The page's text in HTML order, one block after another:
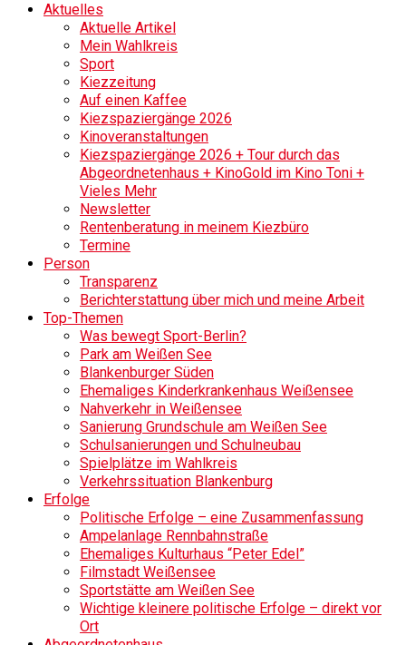
Aktuelles
Aktuelle Artikel
Mein Wahlkreis
Sport
Kiezzeitung
Auf einen Kaffee
Kiezspaziergänge 2026
Kinoveranstaltungen
Kiezspaziergänge 2026 + Tour durch das
Abgeordnetenhaus + KinoGold im Kino Toni +
Vieles Mehr
Newsletter
Rentenberatung in meinem Kiezbüro
Termine
Person
Transparenz
Berichterstattung über mich und meine Arbeit
Top-Themen
Was bewegt Sport-Berlin?
Park am Weißen See
Blankenburger Süden
Ehemaliges Kinderkrankenhaus Weißensee
Nahverkehr in Weißensee
Sanierung Grundschule am Weißen See
Schulsanierungen und Schulneubau
Spielplätze im Wahlkreis
Verkehrssituation Blankenburg
Erfolge
Politische Erfolge – eine Zusammenfassung
Ampelanlage Rennbahnstraße
Ehemaliges Kulturhaus “Peter Edel”
Filmstadt Weißensee
Sportstätte am Weißen See
Wichtige kleinere politische Erfolge – direkt vor
Ort